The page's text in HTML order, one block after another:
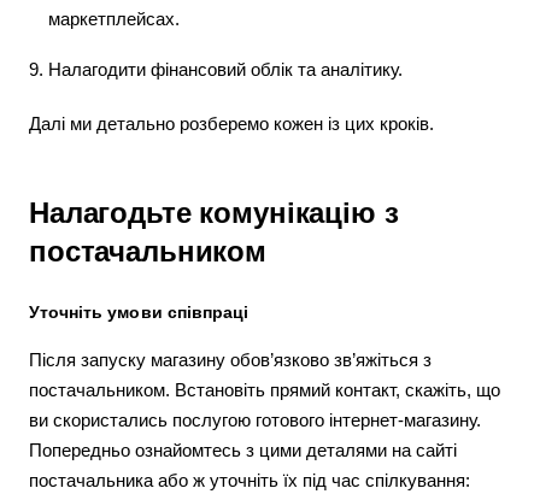
маркетплейсах.
Налагодити фінансовий облік та аналітику.
Далі ми детально розберемо кожен із цих кроків.
Налагодьте комунікацію з
постачальником
Уточніть умови співпраці
Після запуску магазину обов’язково зв’яжіться з
постачальником. Встановіть прямий контакт, скажіть, що
ви скористались послугою готового інтернет-магазину.
Попередньо ознайомтесь з цими деталями на сайті
постачальника або ж уточніть їх під час спілкування: